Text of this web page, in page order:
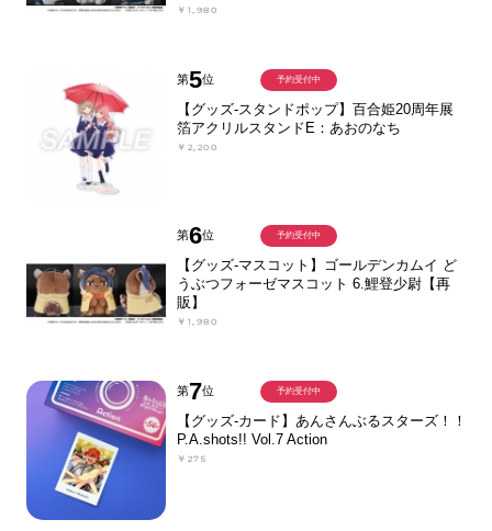
￥1,980
第5位
【グッズ-スタンドポップ】百合姫20周年展
箔アクリルスタンドE：あおのなち
￥2,200
予約受付中
第6位
【グッズ-マスコット】ゴールデンカムイ ど
うぶつフォーゼマスコット 6.鯉登少尉【再
販】
￥1,980
予約受付中
第7位
【グッズ-カード】あんさんぶるスターズ！！
P.A.shots!! Vol.7 Action
￥275
予約受付中